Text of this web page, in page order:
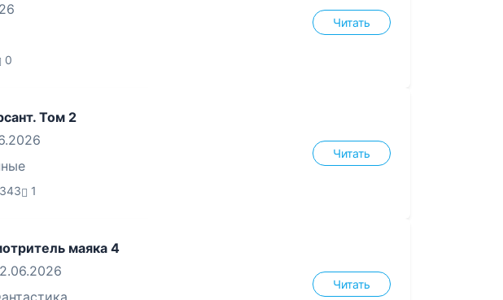
0
Читать
Том 2
343 1
Читать
маяка 4
Читать